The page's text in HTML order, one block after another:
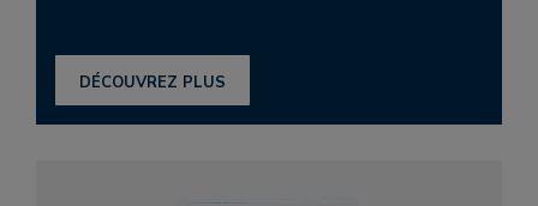
DÉCOUVREZ PLUS